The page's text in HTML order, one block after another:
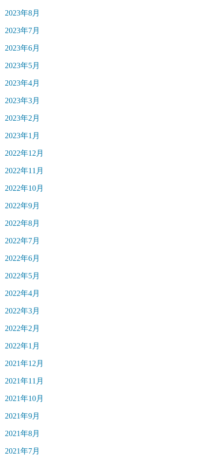
2023年8月
2023年7月
2023年6月
2023年5月
2023年4月
2023年3月
2023年2月
2023年1月
2022年12月
2022年11月
2022年10月
2022年9月
2022年8月
2022年7月
2022年6月
2022年5月
2022年4月
2022年3月
2022年2月
2022年1月
2021年12月
2021年11月
2021年10月
2021年9月
2021年8月
2021年7月